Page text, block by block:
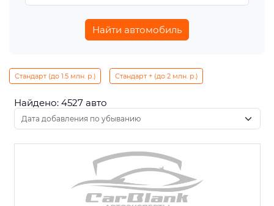
Найти автомобиль
Стандарт (до 1.5 млн. р.) Стандарт + (до 2 млн. р.)
Найдено: 4527 авто